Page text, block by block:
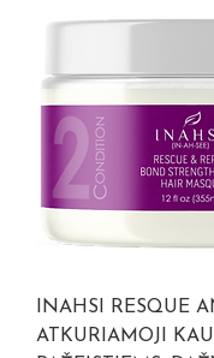
INAHSI RESQUE
ATKURIAMOJI